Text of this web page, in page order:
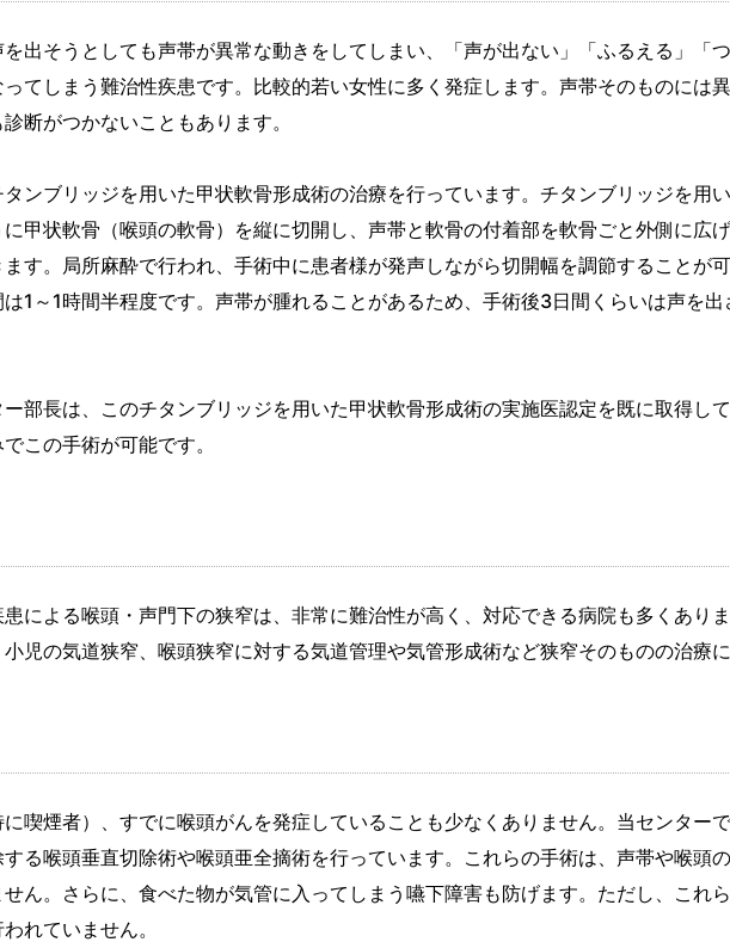
出そうとしても声帯が異常な動きをしてしまい、「声が出ない」「ふるえる」「
てしまう難治性疾患です。比較的若い女性に多く発症します。声帯そのものには
断がつかないこともあります。
ンブリッジを用いた甲状軟骨形成術の治療を行っています。チタンブリッジを用
甲状軟骨（喉頭の軟骨）を縦に切開し、声帯と軟骨の付着部を軟骨ごと外側に広
す。局所麻酔で行われ、手術中に患者様が発声しながら切開幅を調節することが
1～1時間半程度です。声帯が腫れることがあるため、手術後3日間くらいは声を
部長は、このチタンブリッジを用いた甲状軟骨形成術の実施医認定を既に取得し
この手術が可能です。
による喉頭・声門下の狭窄は、非常に難治性が高く、対応できる病院も多くあり
児の気道狭窄、喉頭狭窄に対する気道管理や気管形成術など狭窄そのものの治療に
喫煙者）、すでに喉頭がんを発症していることも少なくありません。当センター
る喉頭垂直切除術や喉頭亜全摘術を行っています。これらの手術は、声帯や喉頭
ん。さらに、食べた物が気管に入ってしまう嚥下障害も防げます。ただし、これ
れていません。